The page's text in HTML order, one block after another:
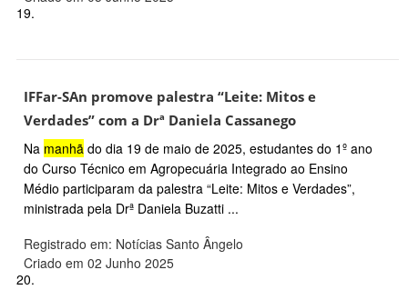
19.
IFFar-SAn promove palestra “Leite: Mitos e
Verdades” com a Drª Daniela Cassanego
Na manhã do dia 19 de maio de 2025, estudantes do 1º ano
do Curso Técnico em Agropecuária Integrado ao Ensino
Médio participaram da palestra “Leite: Mitos e Verdades”,
ministrada pela Drª Daniela Buzatti ...
Registrado em: Notícias Santo Ângelo
Criado em 02 Junho 2025
20.